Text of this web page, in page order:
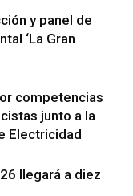
y panel de
‘La Gran
competencias
junto a la
Electricidad
llegará a diez